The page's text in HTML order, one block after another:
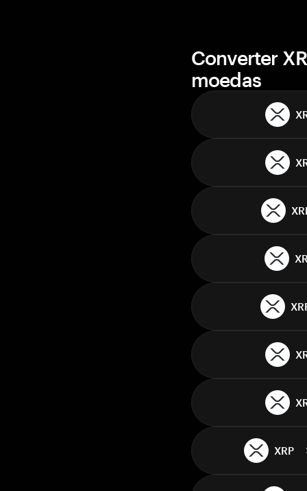
Converter
moedas
XRP